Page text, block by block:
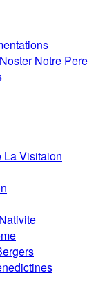
Notre Pere
La Visitaion